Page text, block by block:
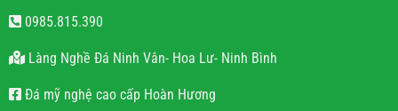
0985.815.390
Làng Nghề Đá Ninh Vân- Hoa Lư- Ninh Bình
Đá mỹ nghệ cao cấp Hoàn Hương